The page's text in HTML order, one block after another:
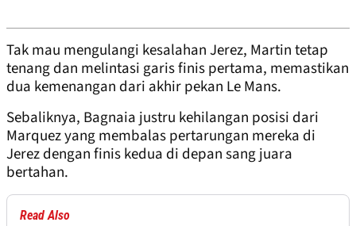
Tak mau mengulangi kesalahan Jerez, Martin tetap
tenang dan melintasi garis finis pertama, memastikan
dua kemenangan dari akhir pekan Le Mans.
Sebaliknya, Bagnaia justru kehilangan posisi dari
Marquez yang membalas pertarungan mereka di
Jerez dengan finis kedua di depan sang juara
bertahan.
Read Also